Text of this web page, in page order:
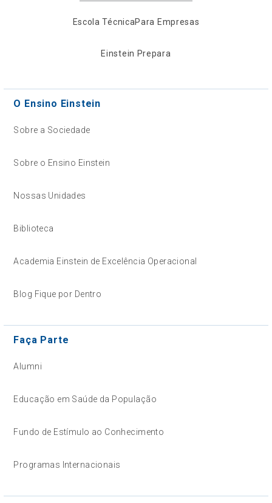
Escola TécnicaPara Empresas
Einstein Prepara
O Ensino Einstein
Sobre a Sociedade
Sobre o Ensino Einstein
Nossas Unidades
Biblioteca
Academia Einstein de Excelência Operacional
Blog Fique por Dentro
Faça Parte
Alumni
Educação em Saúde da População
Fundo de Estímulo ao Conhecimento
Programas Internacionais